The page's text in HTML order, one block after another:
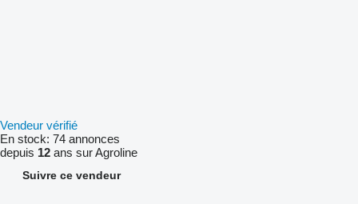
Vendeur vérifié
En stock: 74 annonces
depuis 12 ans sur Agroline
Suivre ce vendeur